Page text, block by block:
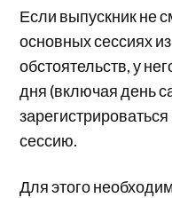
Если выпускник не
основных сессиях
обстоятельств, у
дня (включая день
сессию.
Для этого